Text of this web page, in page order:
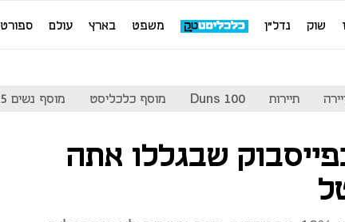
שוק נדל"ן משפט בארץ עולם ספורט
תיירות Duns 100 מוסף כלכליסט מוסף נשים 2025
שבגללו אתה